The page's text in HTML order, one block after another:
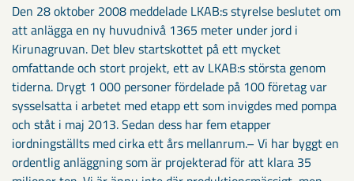
Den 28 oktober 2008 meddelade LKAB:s styrelse beslutet om
att anlägga en ny huvudnivå 1365 meter under jord i
Kirunagruvan. Det blev startskottet på ett mycket
omfattande och stort projekt, ett av LKAB:s största genom
tiderna. Drygt 1 000 personer fördelade på 100 företag var
sysselsatta i arbetet med etapp ett som invigdes med pompa
och ståt i maj 2013. Sedan dess har fem etapper
iordningställts med cirka ett års mellanrum.– Vi har byggt en
ordentlig anläggning som är projekterad för att klara 35